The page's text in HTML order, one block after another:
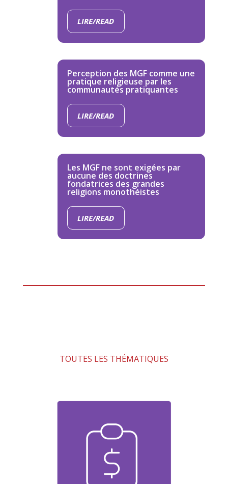
LIRE/READ
Perception des MGF comme une
pratique religieuse par les
communautés pratiquantes
LIRE/READ
Les MGF ne sont exigées par
aucune des doctrines
fondatrices des grandes
religions monothéistes
LIRE/READ
TOUTES LES THÉMATIQUES